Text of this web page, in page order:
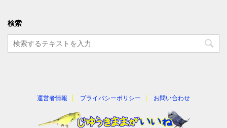
検索
運営者情報 プライバシーポリシー お問い合わせ